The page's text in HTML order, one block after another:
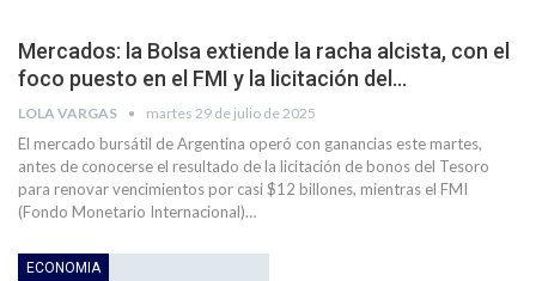
Mercados: la Bolsa extiende la racha alcista, con el
foco puesto en el FMI y la licitación del…
LOLA VARGAS martes 29 de julio de 2025
El mercado bursátil de Argentina operó con ganancias este martes,
antes de conocerse el resultado de la licitación de bonos del Tesoro
para renovar vencimientos por casi $12 billones, mientras el FMI
(Fondo Monetario Internacional)…
ECONOMIA